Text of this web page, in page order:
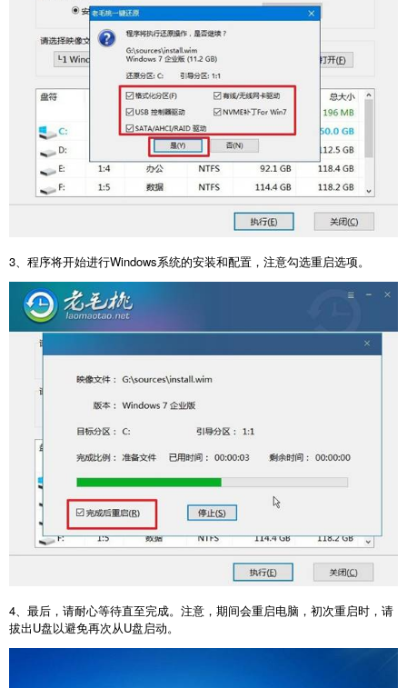
3、程序将开始进行Windows系统的安装和配置，注意勾选重启选项。
4、最后，请耐心等待直至完成。注意，期间会重启电脑，初次重启时，请
拔出U盘以避免再次从U盘启动。